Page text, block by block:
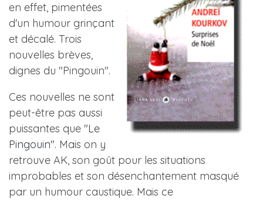
en effet, pimentées
d'un humour grinçant
et décalé. Trois
nouvelles brèves,
dignes du "Pingouin".
Ces nouvelles ne sont
peut-être pas aussi
puissantes que "Le
Pingouin". Mais on y
retrouve AK, son goût pour les situations
improbables et son désenchantement masqué
par un humour caustique. Mais ce